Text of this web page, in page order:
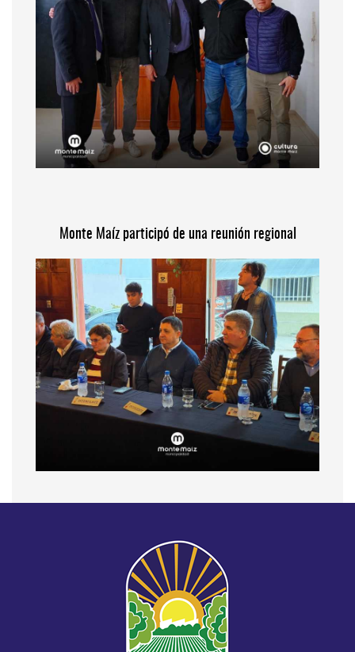
Monte Maíz participó de una reunión regional